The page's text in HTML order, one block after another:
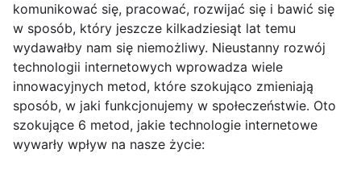
komunikować się, pracować, rozwijać się i bawić się
w sposób, który jeszcze kilkadziesiąt lat temu
wydawałby nam się niemożliwy. Nieustanny rozwój
technologii internetowych wprowadza wiele
innowacyjnych metod, które szokująco zmieniają
sposób, w jaki funkcjonujemy w społeczeństwie. Oto
szokujące 6 metod, jakie technologie internetowe
wywarły wpływ na nasze życie: